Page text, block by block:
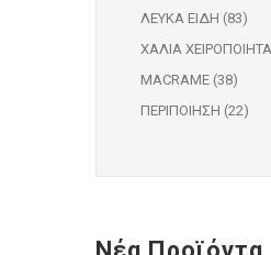
ΛΕΥΚΑ ΕΙΔΗ (83)
ΧΑΛΙΑ
MACRAME (38)
ΠΕΡΙΠΟΙΗΣΗ (22)